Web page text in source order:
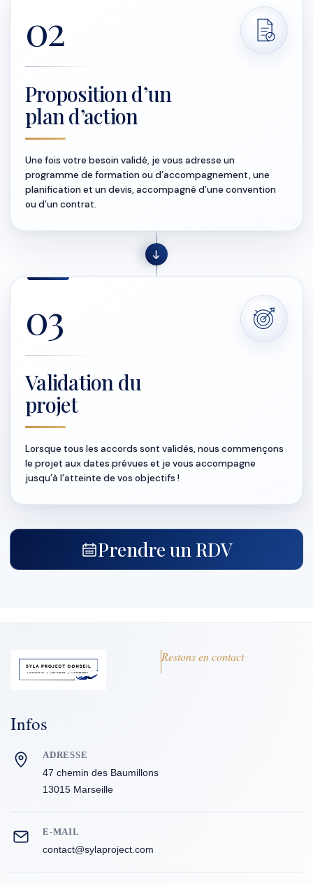
02
Proposition d’un
plan d’action
Une fois votre besoin validé, je vous adresse un
programme de formation ou d’accompagnement, une
planification et un devis, accompagné d’une convention
ou d’un contrat.
03
Validation du
projet
Lorsque tous les accords sont validés, nous commençons
le projet aux dates prévues et je vous accompagne
jusqu’à l’atteinte de vos objectifs !
Prendre un RDV
Restons en contact
Infos
ADRESSE
47 chemin des Baumillons
13015 Marseille
E-MAIL
contact@sylaproject.com